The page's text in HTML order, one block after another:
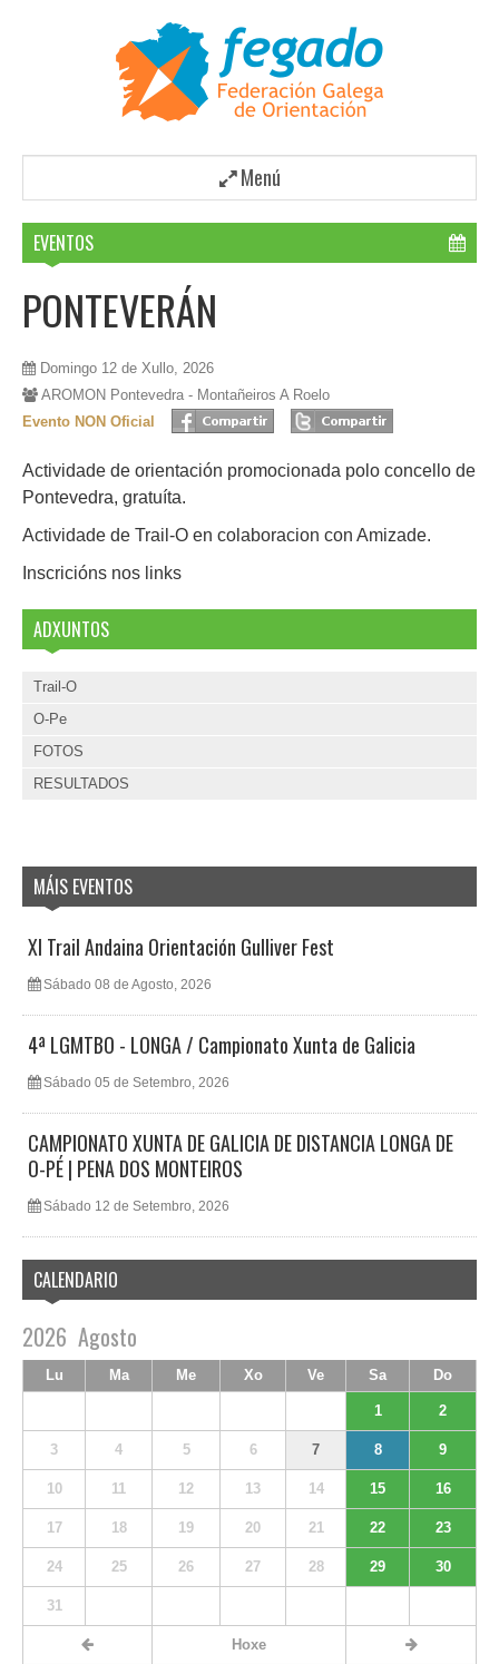
Menú
EVENTOS
PONTEVERÁN
Domingo 12 de Xullo, 2026
AROMON Pontevedra - Montañeiros A Roelo
Evento NON Oficial
Actividade de orientación promocionada polo concello de
Pontevedra, gratuíta.
Actividade de Trail-O en colaboracion con Amizade.
Inscricións nos links
ADXUNTOS
Trail-O
O-Pe
FOTOS
RESULTADOS
MÁIS EVENTOS
XI Trail Andaina Orientación Gulliver Fest
Sábado 08 de Agosto, 2026
4ª LGMTBO - LONGA / Campionato Xunta de Galicia
Sábado 05 de Setembro, 2026
CAMPIONATO XUNTA DE GALICIA DE DISTANCIA LONGA DE
O-PÉ | PENA DOS MONTEIROS
Sábado 12 de Setembro, 2026
CALENDARIO
2026 Agosto
Lu Ma Me Xo Ve Sa Do
1 2
3 4 5 6 7 8 9
10 11 12 13 14 15 16
17 18 19 20 21 22 23
24 25 26 27 28 29 30
31
Hoxe